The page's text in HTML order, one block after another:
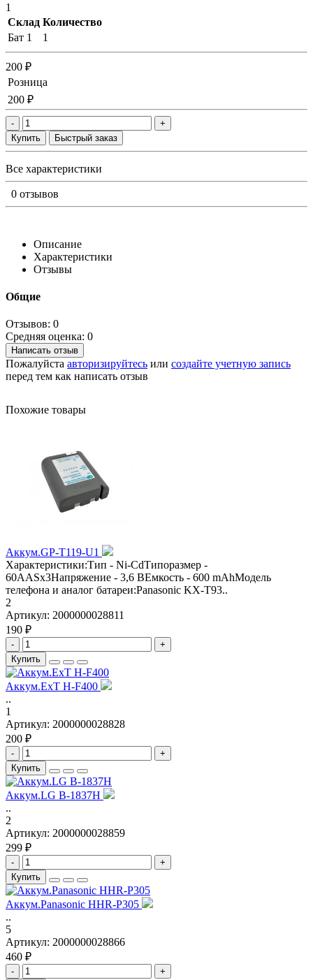
1
Склад Количество
Бат 1
1
200 ₽
Розница
200 ₽
-
+
Купить
Быстрый заказ
Все характеристики
0 отзывов
Описание
Характеристики
Отзывы
Общие
Отзывов: 0
Средняя оценка: 0
Написать отзыв
Пожалуйста авторизируйтесь или создайте учетную запись
перед тем как написать отзыв
Похожие товары
Аккум.GP-T119-U1
Характеристики:Тип - Ni-CdТипоразмер -
60AASx3Напряжение - 3,6 ВЕмкость - 600 mAhМодель
телефона и аналог батареи:Panasonic KX-T93..
2
Артикул: 2000000028811
190 ₽
-
+
Купить
Аккум.ExT H-F400
..
1
Артикул: 2000000028828
200 ₽
-
+
Купить
Аккум.LG B-1837H
..
2
Артикул: 2000000028859
299 ₽
-
+
Купить
Аккум.Panasonic HHR-P305
..
5
Артикул: 2000000028866
460 ₽
-
+